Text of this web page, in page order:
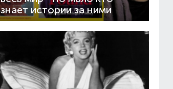
знает истории за ними